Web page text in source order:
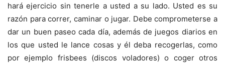
hará ejercicio sin tenerle a usted a su lado. Usted es su
razón para correr, caminar o jugar. Debe comprometerse a
dar un buen paseo cada día, además de juegos diarios en
los que usted le lance cosas y él deba recogerlas, como
por ejemplo frisbees (discos voladores) o coger otros